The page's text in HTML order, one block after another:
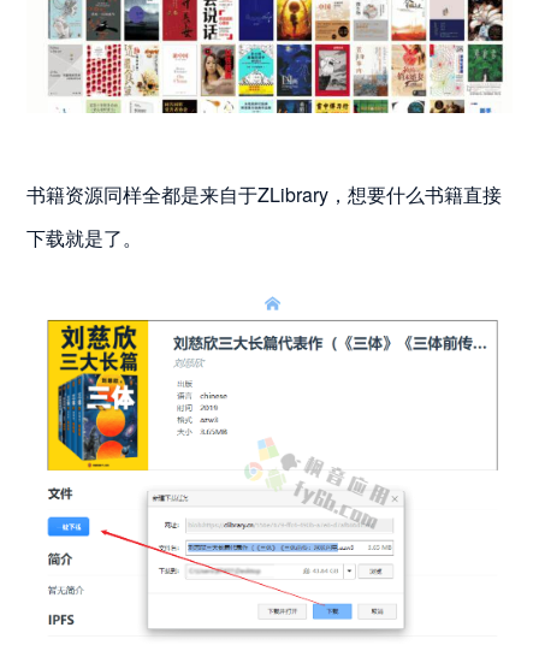
书籍资源同样全都是来自于ZLibrary，想要什么书籍直接
下载就是了。